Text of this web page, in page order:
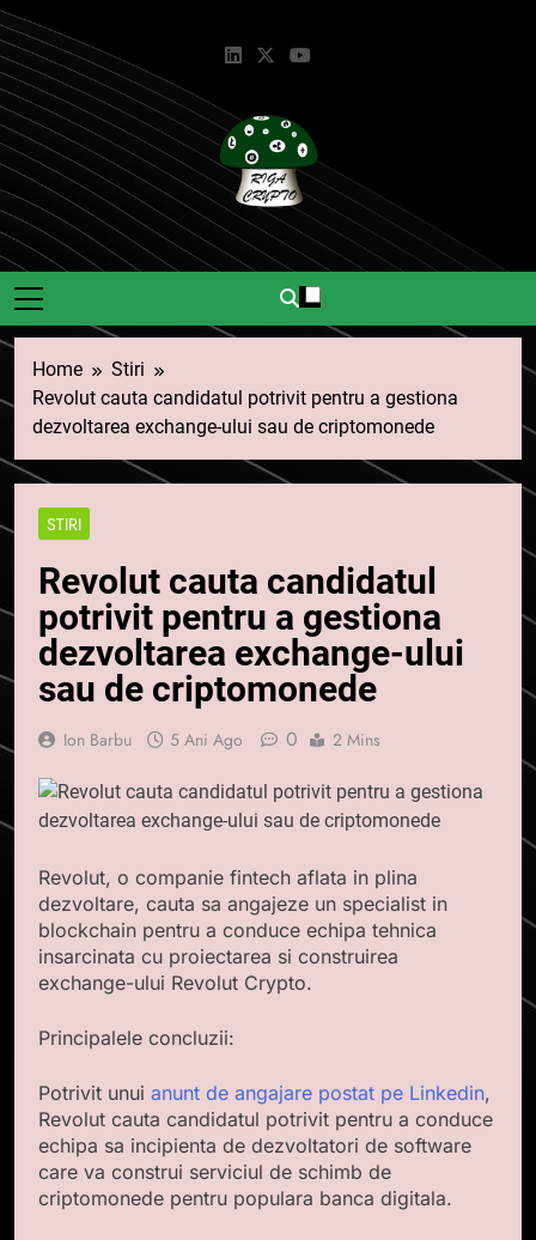
Skip
to
content
Riga Crypto
Știri Și Informații Despre
Criptomonede.
Home
Stiri
Revolut cauta candidatul potrivit pentru a gestiona
dezvoltarea exchange-ului sau de criptomonede
STIRI
Revolut cauta candidatul
potrivit pentru a gestiona
dezvoltarea exchange-ului
sau de criptomonede
Ion Barbu 5 Ani Ago 0 2 Mins
Revolut, o companie fintech aflata in plina
dezvoltare, cauta sa angajeze un specialist in
blockchain pentru a conduce echipa tehnica
insarcinata cu proiectarea si construirea
exchange-ului Revolut Crypto.
Principalele concluzii:
Potrivit unui anunt de angajare postat pe Linkedin,
Revolut cauta candidatul potrivit pentru a conduce
echipa sa incipienta de dezvoltatori de software
care va construi serviciul de schimb de
criptomonede pentru populara banca digitala.